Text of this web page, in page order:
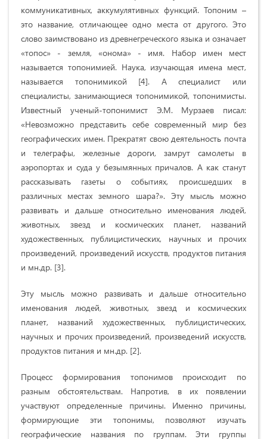
коммуникативных, аккумулятивных функций. Топоним –
это название, отличающее одно места от другого. Это
слово заимствовано из древнегреческого языка и означает
«топос» - земля, «онома» - имя. Набор имен мест
называется топонимией. Наука, изучающая имена мест,
называется топонимикой [4]. А специалист или
специалисты, занимающиеся топонимикой, топонимисты.
Известный ученый-топонимист Э.М. Мурзаев писал:
«Невозможно представить себе современный мир без
географических имен. Прекратят свою деятельность почта
и телеграфы, железные дороги, замрут самолеты в
аэропортах и суда у безымянных причалов. А как станут
рассказывать газеты о событиях, происшедших в
различных местах земного шара?». Эту мысль можно
развивать и дальше относительно именования людей,
животных, звезд и космических планет, названий
художественных, публицистических, научных и прочих
произведений, произведений искусств, продуктов питания
и мн.др. [3].
Эту мысль можно развивать и дальше относительно
именования людей, животных, звезд и космических
планет, названий художественных, публицистических,
научных и прочих произведений, произведений искусств,
продуктов питания и мн.др. [2].
Процесс формирования топонимов происходит по
разным обстоятельствам. Напротив, в их появлении
участвуют определенные причины. Именно причины,
формирующие эти топонимы, позволяют изучать
географические названия по группам. Эти группы